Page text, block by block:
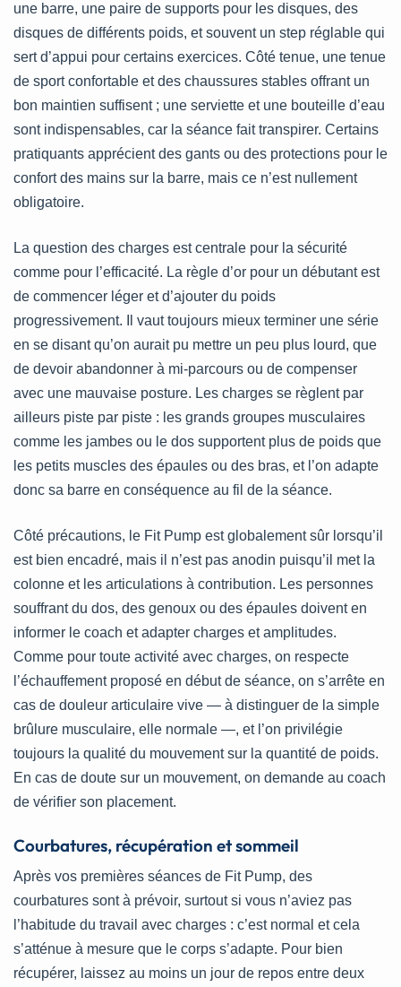
une barre, une paire de supports pour les disques, des
disques de différents poids, et souvent un step réglable qui
sert d’appui pour certains exercices. Côté tenue, une tenue
de sport confortable et des chaussures stables offrant un
bon maintien suffisent ; une serviette et une bouteille d’eau
sont indispensables, car la séance fait transpirer. Certains
pratiquants apprécient des gants ou des protections pour le
confort des mains sur la barre, mais ce n’est nullement
obligatoire.
La question des charges est centrale pour la sécurité
comme pour l’efficacité. La règle d’or pour un débutant est
de commencer léger et d’ajouter du poids
progressivement. Il vaut toujours mieux terminer une série
en se disant qu’on aurait pu mettre un peu plus lourd, que
de devoir abandonner à mi-parcours ou de compenser
avec une mauvaise posture. Les charges se règlent par
ailleurs piste par piste : les grands groupes musculaires
comme les jambes ou le dos supportent plus de poids que
les petits muscles des épaules ou des bras, et l’on adapte
donc sa barre en conséquence au fil de la séance.
Côté précautions, le Fit Pump est globalement sûr lorsqu’il
est bien encadré, mais il n’est pas anodin puisqu’il met la
colonne et les articulations à contribution. Les personnes
souffrant du dos, des genoux ou des épaules doivent en
informer le coach et adapter charges et amplitudes.
Comme pour toute activité avec charges, on respecte
l’échauffement proposé en début de séance, on s’arrête en
cas de douleur articulaire vive — à distinguer de la simple
brûlure musculaire, elle normale —, et l’on privilégie
toujours la qualité du mouvement sur la quantité de poids.
En cas de doute sur un mouvement, on demande au coach
de vérifier son placement.
Courbatures, récupération et sommeil
Après vos premières séances de Fit Pump, des
courbatures sont à prévoir, surtout si vous n’aviez pas
l’habitude du travail avec charges : c’est normal et cela
s’atténue à mesure que le corps s’adapte. Pour bien
récupérer, laissez au moins un jour de repos entre deux